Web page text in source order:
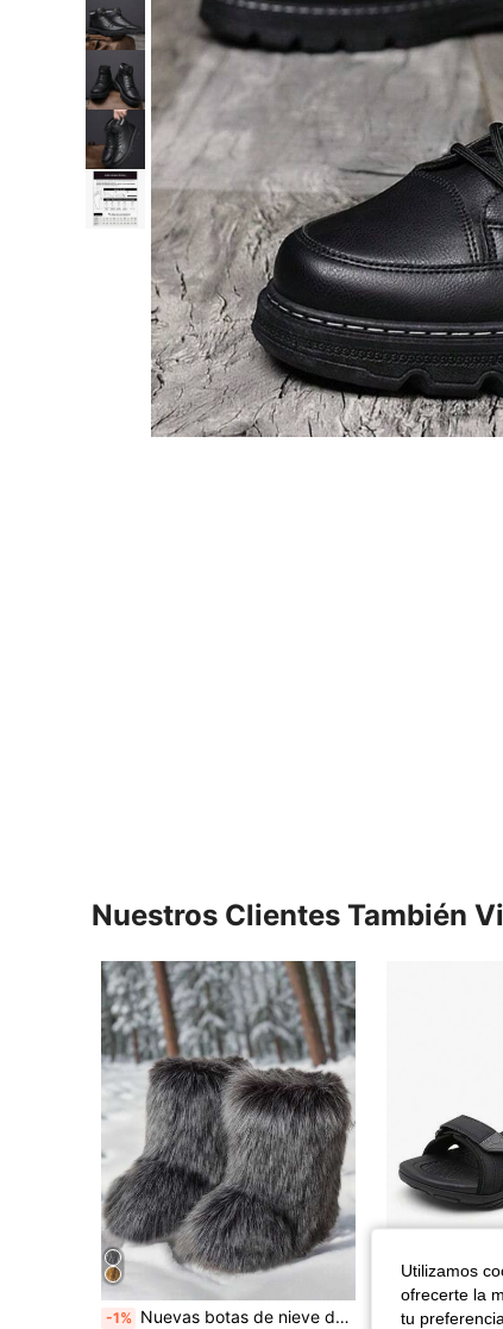
Nuestros Clientes También
-1% Nuevas botas de nieve de tobillo de moda casual y cálidas, antideslizantes, para hombres, mujeres, parejas, invierno, botas de piel Almacén UE
Utilizamos
ofrecerte la
tu